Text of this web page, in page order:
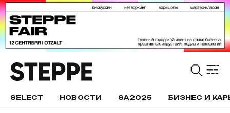
SELECT НОВОСТИ SA2025 БИЗНЕС И